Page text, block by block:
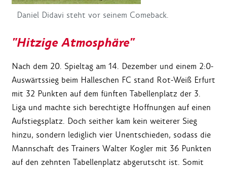
Daniel Didavi steht vor seinem Comeback.
"Hitzige Atmosphäre"
Nach dem 20. Spieltag am 14. Dezember und einem 2:0-
Auswärtssieg beim Halleschen FC stand Rot-Weiß Erfurt
mit 32 Punkten auf dem fünften Tabellenplatz der 3.
Liga und machte sich berechtigte Hoffnungen auf einen
Aufstiegsplatz. Doch seither kam kein weiterer Sieg
hinzu, sondern lediglich vier Unentschieden, sodass die
Mannschaft des Trainers Walter Kogler mit 36 Punkten
auf den zehnten Tabellenplatz abgerutscht ist. Somit